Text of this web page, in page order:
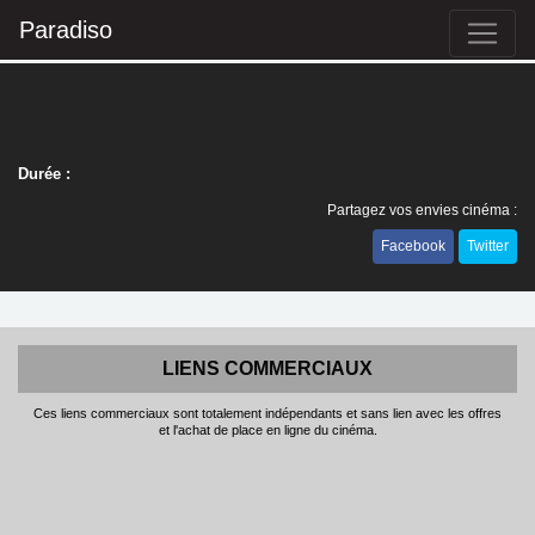
Paradiso
Durée :
Partagez vos envies cinéma :
Facebook Twitter
LIENS COMMERCIAUX
Ces liens commerciaux sont totalement indépendants et sans lien avec les offres
et l'achat de place en ligne du cinéma.